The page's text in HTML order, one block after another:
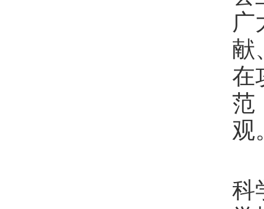
广
献
在
范
观
科